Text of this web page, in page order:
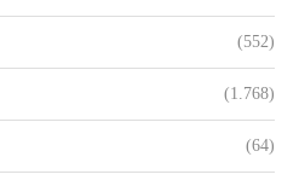
(552)
(1.768)
(64)